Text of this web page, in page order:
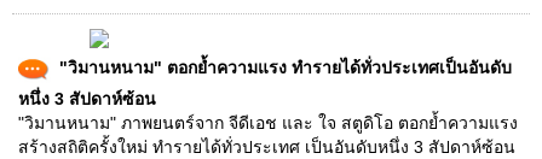
"วิมานหนาม" ตอกย้ำความแรง ทำรายได้ทั่วประเทศเป็นอันดับ
หนึ่ง 3 สัปดาห์ซ้อน
"วิมานหนาม" ภาพยนตร์จาก จีดีเอช และ ใจ สตูดิโอ ตอกย้ำความแรง
สร้างสถิติครั้งใหม่ ทำรายได้ทั่วประเทศ เป็นอันดับหนึ่ง 3 สัปดาห์ซ้อน